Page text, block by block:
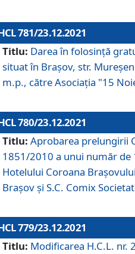
781/23.12.2021
Titlu: Darea în folosinţă
situat în Braşov, str.
m.p., către Asociaţia "15
780/23.12.2021
Titlu: Aprobarea prelungirii
1851/2010 a unui număr
Hotelului Coroana
Braşov şi S.C. Comix
779/23.12.2021
Titlu: Modificarea H.C.L.